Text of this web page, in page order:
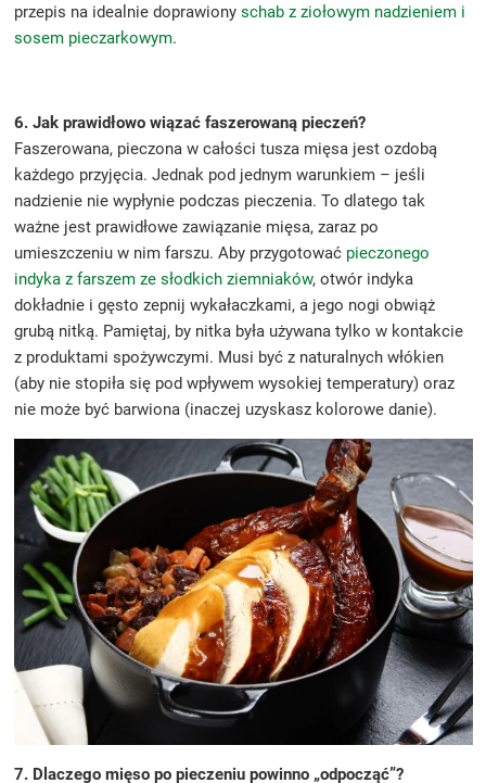
przepis na idealnie doprawiony schab z ziołowym nadzieniem i
sosem pieczarkowym.
6. Jak prawidłowo wiązać faszerowaną pieczeń?
Faszerowana, pieczona w całości tusza mięsa jest ozdobą
każdego przyjęcia. Jednak pod jednym warunkiem – jeśli
nadzienie nie wypłynie podczas pieczenia. To dlatego tak
ważne jest prawidłowe zawiązanie mięsa, zaraz po
umieszczeniu w nim farszu. Aby przygotować pieczonego
indyka z farszem ze słodkich ziemniaków, otwór indyka
dokładnie i gęsto zepnij wykałaczkami, a jego nogi obwiąż
grubą nitką. Pamiętaj, by nitka była używana tylko w kontakcie
z produktami spożywczymi. Musi być z naturalnych włókien
(aby nie stopiła się pod wpływem wysokiej temperatury) oraz
nie może być barwiona (inaczej uzyskasz kolorowe danie).
7. Dlaczego mięso po pieczeniu powinno „odpocząć”?